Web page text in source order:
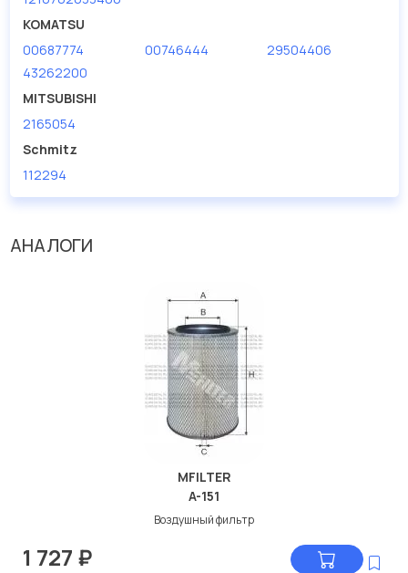
KOMATSU
00687774
00746444
29504406
43262200
MITSUBISHI
2165054
Schmitz
112294
АНАЛОГИ
MFILTER
A-151
Воздушный фильтр
1 727 ₽